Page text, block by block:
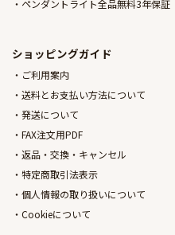
ペンダントライト全品無料3年保証
ショッピングガイド
ご利用案内
送料とお支払い方法について
発送について
FAX注文用PDF
返品・交換・キャンセル
特定商取引法表示
個人情報の取り扱いについて
Cookieについて